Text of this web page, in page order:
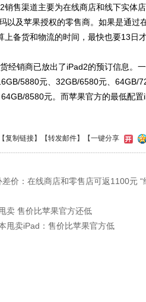
售渠道主要为在线商店和线下实体
以及苹果授权的零售商。如果是通过
上备货和物流的时间，最快也要13日
销商已放出了iPad2的预订信息。
5880元、32GB/6580元、64GB/
8580元。而苹果官方的最低配
复制链接】【转发邮件】 【一键分享
价：在线商店和零售店可返1100元 “
卖 售价比苹果官方还低
甩卖iPad：售价比苹果官方低